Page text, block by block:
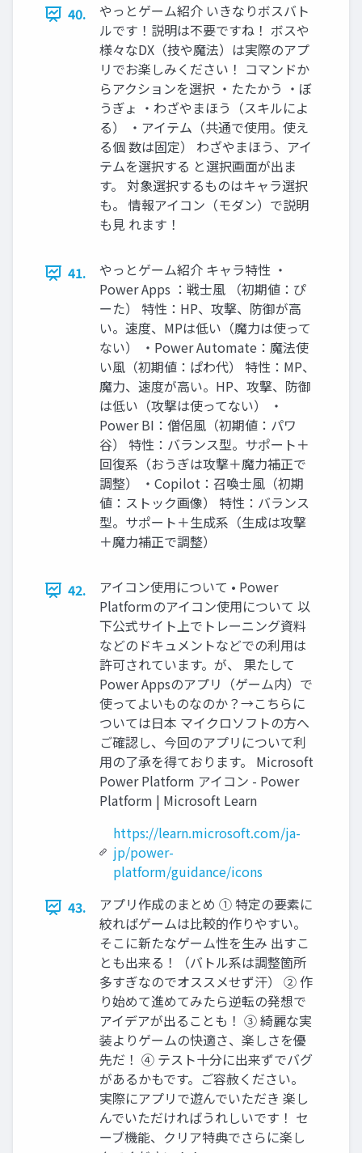
40.
やっとゲーム紹介 いきなりボスバト
ルです！説明は不要ですね！ ボスや
様々なDX（技や魔法）は実際のアプ
リでお楽しみください！ コマンドか
らアクションを選択 ・たたかう ・ぼ
うぎょ ・わざやまほう（スキルによ
る） ・アイテム（共通で使用。使え
る個 数は固定） わざやまほう、アイ
テムを選択する と選択画面が出ま
す。 対象選択するものはキャラ選択
も。 情報アイコン（モダン）で説明
も見 れます！
41.
やっとゲーム紹介 キャラ特性 ・
Power Apps ：戦士風 （初期値：ぴ
ーた） 特性：HP、攻撃、防御が高
い。速度、MPは低い（魔力は使って
ない） ・Power Automate：魔法使
い風（初期値：ぱわ代） 特性：MP、
魔力、速度が高い。HP、攻撃、防御
は低い（攻撃は使ってない） ・
Power BI：僧侶風（初期値：パワ
谷） 特性：バランス型。サポート＋
回復系（おうぎは攻撃＋魔力補正で
調整） ・Copilot：召喚士風（初期
値：ストック画像） 特性：バランス
型。サポート＋生成系（生成は攻撃
＋魔力補正で調整）
42.
アイコン使用について • Power
Platformのアイコン使用について 以
下公式サイト上でトレーニング資料
などのドキュメントなどでの利用は
許可されています。が、 果たして
Power Appsのアプリ（ゲーム内）で
使ってよいものなのか？→こちらに
ついては日本 マイクロソフトの方へ
ご確認し、今回のアプリについて利
用の了承を得ております。 Microsoft
Power Platform アイコン - Power
Platform | Microsoft Learn
https://learn.microsoft.com/ja-
jp/power-
platform/guidance/icons
43.
アプリ作成のまとめ ① 特定の要素に
絞ればゲームは比較的作りやすい。
そこに新たなゲーム性を生み 出すこ
とも出来る！（バトル系は調整箇所
多すぎなのでオススメせず汗） ② 作
り始めて進めてみたら逆転の発想で
アイデアが出ることも！ ③ 綺麗な実
装よりゲームの快適さ、楽しさを優
先だ！ ④ テスト十分に出来ずでバグ
があるかもです。ご容赦ください。
実際にアプリで遊んでいただき 楽し
んでいただければうれしいです！ セ
ーブ機能、クリア特典でさらに楽し